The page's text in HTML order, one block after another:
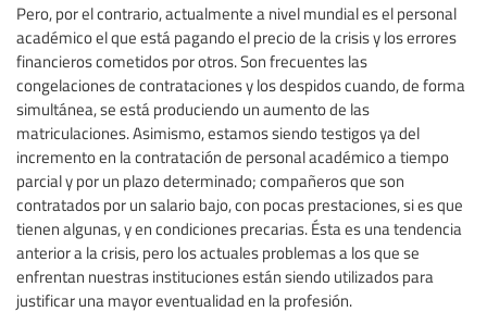
Pero, por el contrario, actualmente a nivel mundial es el personal
académico el que está pagando el precio de la crisis y los errores
financieros cometidos por otros. Son frecuentes las
congelaciones de contrataciones y los despidos cuando, de forma
simultánea, se está produciendo un aumento de las
matriculaciones. Asimismo, estamos siendo testigos ya del
incremento en la contratación de personal académico a tiempo
parcial y por un plazo determinado; compañeros que son
contratados por un salario bajo, con pocas prestaciones, si es que
tienen algunas, y en condiciones precarias. Ésta es una tendencia
anterior a la crisis, pero los actuales problemas a los que se
enfrentan nuestras instituciones están siendo utilizados para
justificar una mayor eventualidad en la profesión.